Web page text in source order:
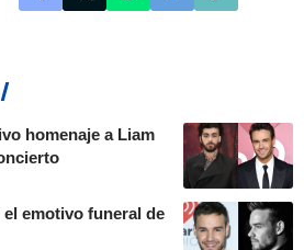
homenaje a Liam
emotivo funeral de